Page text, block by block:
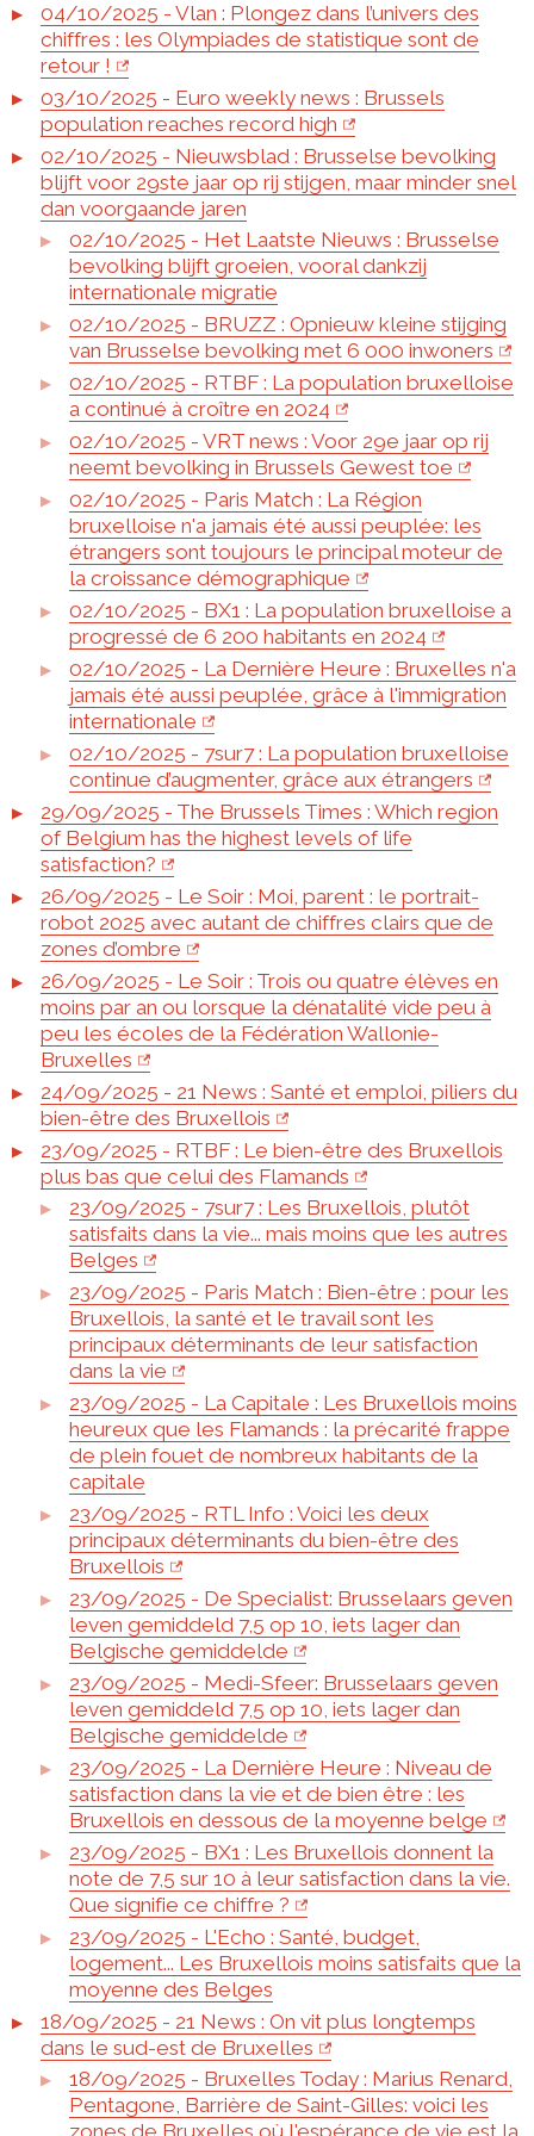
04/10/2025 - Vlan : Plongez dans l’univers des
chiffres : les Olympiades de statistique sont de
retour !
03/10/2025 - Euro weekly news : Brussels
population reaches record high
02/10/2025 - Nieuwsblad : Brusselse bevolking
blijft voor 29ste jaar op rij stijgen, maar minder snel
dan voorgaande jaren
02/10/2025 - Het Laatste Nieuws : Brusselse
bevolking blijft groeien, vooral dankzij
internationale migratie
02/10/2025 - BRUZZ : Opnieuw kleine stijging
van Brusselse bevolking met 6 000 inwoners
02/10/2025 - RTBF : La population bruxelloise
a continué à croître en 2024
02/10/2025 - VRT news : Voor 29e jaar op rij
neemt bevolking in Brussels Gewest toe
02/10/2025 - Paris Match : La Région
bruxelloise n'a jamais été aussi peuplée: les
étrangers sont toujours le principal moteur de
la croissance démographique
02/10/2025 - BX1 : La population bruxelloise a
progressé de 6 200 habitants en 2024
02/10/2025 - La Dernière Heure : Bruxelles n'a
jamais été aussi peuplée, grâce à l'immigration
internationale
02/10/2025 - 7sur7 : La population bruxelloise
continue d’augmenter, grâce aux étrangers
29/09/2025 - The Brussels Times : Which region
of Belgium has the highest levels of life
satisfaction?
26/09/2025 - Le Soir : Moi, parent : le portrait-
robot 2025 avec autant de chiffres clairs que de
zones d’ombre
26/09/2025 - Le Soir : Trois ou quatre élèves en
moins par an ou lorsque la dénatalité vide peu à
peu les écoles de la Fédération Wallonie-
Bruxelles
24/09/2025 - 21 News : Santé et emploi, piliers du
bien-être des Bruxellois
23/09/2025 - RTBF : Le bien-être des Bruxellois
plus bas que celui des Flamands
23/09/2025 - 7sur7 : Les Bruxellois, plutôt
satisfaits dans la vie... mais moins que les autres
Belges
23/09/2025 - Paris Match : Bien-être : pour les
Bruxellois, la santé et le travail sont les
principaux déterminants de leur satisfaction
dans la vie
23/09/2025 - La Capitale : Les Bruxellois moins
heureux que les Flamands : la précarité frappe
de plein fouet de nombreux habitants de la
capitale
23/09/2025 - RTL Info : Voici les deux
principaux déterminants du bien-être des
Bruxellois
23/09/2025 - De Specialist: Brusselaars geven
leven gemiddeld 7,5 op 10, iets lager dan
Belgische gemiddelde
23/09/2025 - Medi-Sfeer: Brusselaars geven
leven gemiddeld 7,5 op 10, iets lager dan
Belgische gemiddelde
23/09/2025 - La Dernière Heure : Niveau de
satisfaction dans la vie et de bien être : les
Bruxellois en dessous de la moyenne belge
23/09/2025 - BX1 : Les Bruxellois donnent la
note de 7,5 sur 10 à leur satisfaction dans la vie.
Que signifie ce chiffre ?
23/09/2025 - L'Echo : Santé, budget,
logement... Les Bruxellois moins satisfaits que la
moyenne des Belges
18/09/2025 - 21 News : On vit plus longtemps
dans le sud-est de Bruxelles
18/09/2025 - Bruxelles Today : Marius Renard,
Pentagone, Barrière de Saint-Gilles: voici les
zones de Bruxelles où l'espérance de vie est la